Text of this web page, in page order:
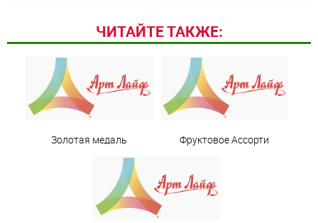
ЧИТАЙТЕ ТАКЖЕ:
Золотая медаль Фруктовое Ассорти